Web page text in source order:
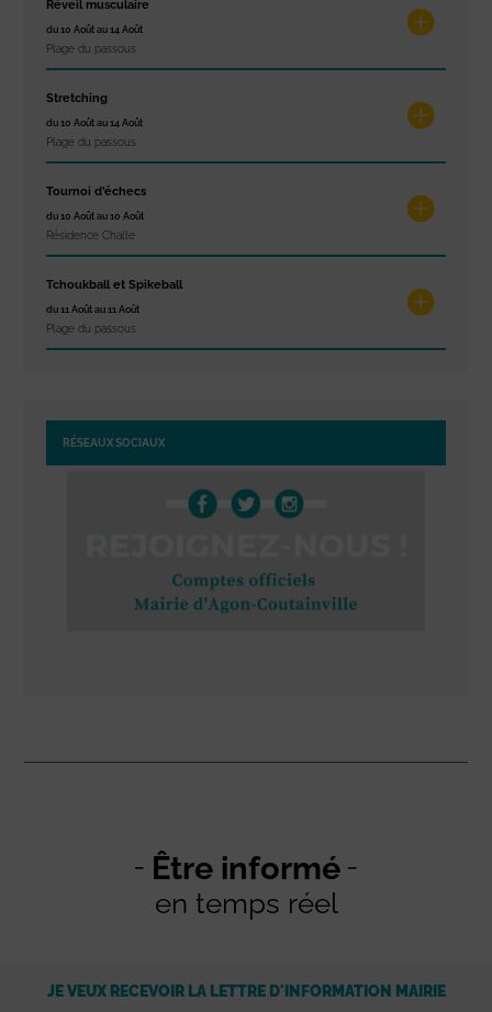
Réveil musculaire
du 10 Août au 14 Août
Plage du passous
Stretching
du 10 Août au 14 Août
Plage du passous
Tournoi d’échecs
du 10 Août au 10 Août
Résidence Challe
Tchoukball et Spikeball
du 11 Août au 11 Août
Plage du passous
RÉSEAUX SOCIAUX
Être informé
en temps réel
JE VEUX RECEVOIR LA LETTRE D'INFORMATION MAIRIE